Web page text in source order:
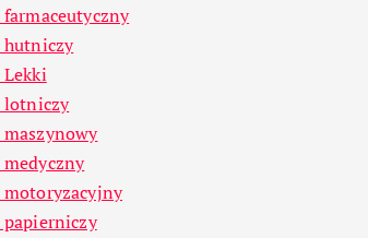
farmaceutyczny
hutniczy
Lekki
lotniczy
maszynowy
medyczny
motoryzacyjny
papierniczy